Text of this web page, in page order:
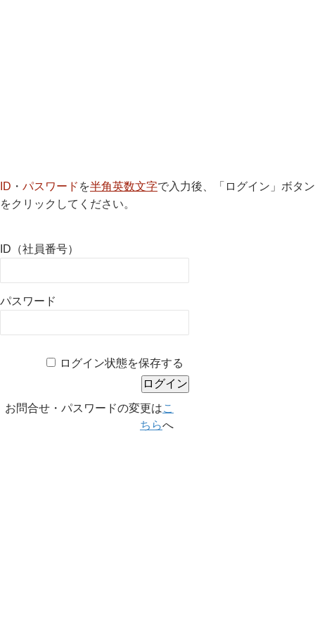
ID ・ パスワード を半角英数文字で入力後、「ログイン」ボタン
をクリックしてください。
ID（社員番号）
パスワード
ログイン状態を保存する
お問合せ・パスワードの変更はこ
ちらへ